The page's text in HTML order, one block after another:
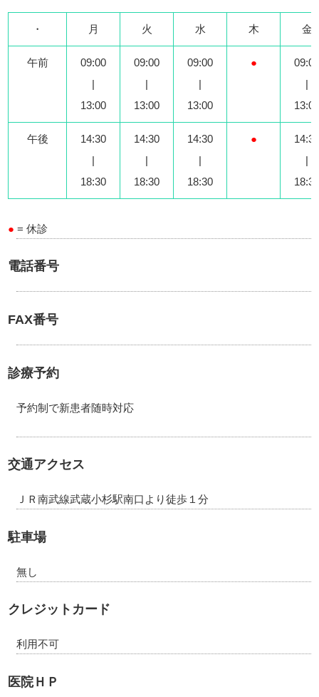
・ 月 火 水 木 金
午前
09:00
|
13:00
09:00
|
13:00
09:00
|
13:00
●
|
午後
14:30
|
18:30
14:30
|
18:30
14:30
|
18:30
●
|
●= 休診
電話番号
FAX番号
診療予約
予約制で新患者随時対応
交通アクセス
ＪＲ南武線武蔵小杉駅南口より徒歩１分
駐車場
無し
クレジットカード
利用不可
医院ＨＰ